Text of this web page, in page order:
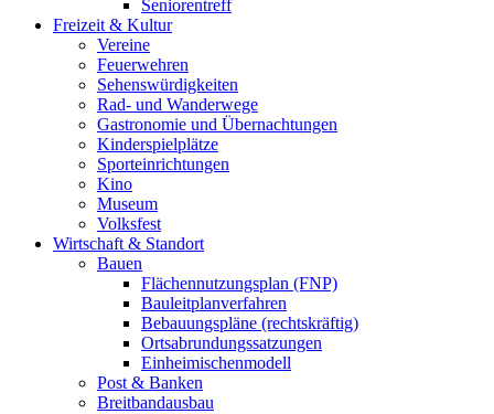
Seniorentreff
Freizeit & Kultur
Vereine
Feuerwehren
Sehenswürdigkeiten
Rad- und Wanderwege
Gastronomie und Übernachtungen
Kinderspielplätze
Sporteinrichtungen
Kino
Museum
Volksfest
Wirtschaft & Standort
Bauen
Flächennutzungsplan (FNP)
Bauleitplanverfahren
Bebauungspläne (rechtskräftig)
Ortsabrundungssatzungen
Einheimischenmodell
Post & Banken
Breitbandausbau